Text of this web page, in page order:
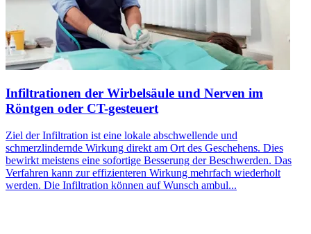
Infiltrationen der Wirbelsäule und Nerven im
Röntgen oder CT-gesteuert
​Ziel der Infiltration ist eine lokale abschwellende und
schmerzlindernde Wirkung direkt am Ort des Geschehens. Dies
bewirkt meistens eine sofortige Besserung der Beschwerden. Das
Verfahren kann zur effizienteren Wirkung mehrfach wiederholt
werden. Die Infiltration können auf Wunsch ambul...